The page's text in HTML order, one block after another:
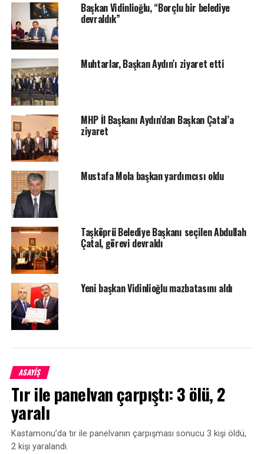
<
Facebook Yorumları
ETIKETLER
SONRAKI HABER
ÖNCEKI HABER
Karnesini alan Ilgaz Dağı’na kayağa koştu
Başkan Vidinlioğlu, “Borçlu bir belediye
devraldık”
Muhtarlar, Başkan Aydın’ı ziyaret etti
MHP İl Başkanı Aydın’dan Başkan Çatal’a
ziyaret
Mustafa Mola başkan yardımcısı oldu
Taşköprü Belediye Başkanı seçilen Abdullah
Çatal, görevi devraldı
Yeni başkan Vidinlioğlu mazbatasını aldı
ASAYİŞ
Tır ile panelvan çarpıştı: 3 ölü, 2
yaralı
Kastamonu’da tır ile panelvanın çarpışması sonucu 3 kişi öldü,
2 kişi yaralandı.